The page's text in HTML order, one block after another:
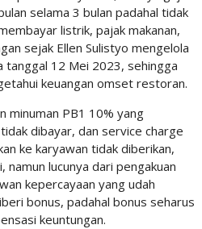
selama 3 bulan padahal tidak
listrik, pajak makanan,
sejak Ellen Sulistyo mengelola
12 Mei 2023, sehingga
keuangan omset restoran.
minuman PB1 10% yang
dibayar, dan service charge
ke karyawan tidak diberikan,
lucunya dari pengakuan
kepercayaan yang udah
bonus, padahal bonus seharus
keuntungan.